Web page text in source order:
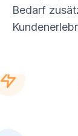
Bedarf